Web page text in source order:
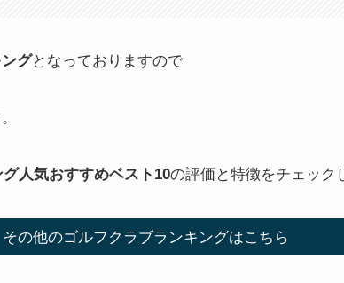
グとなっておりますので
人気おすすめベスト10の評価と特徴をチェック
その他のゴルフクラブランキングはこちら